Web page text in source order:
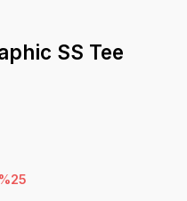
SS Tee